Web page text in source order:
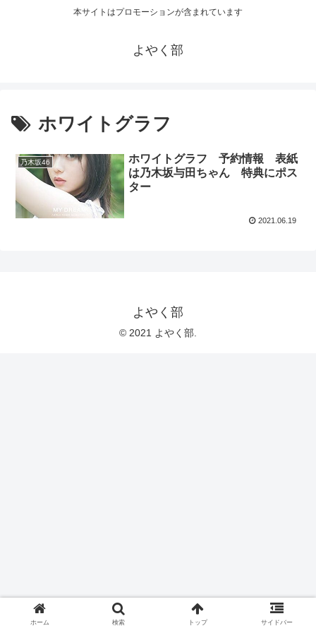
本サイトはプロモーションが含まれています
よやく部
ホワイトグラフ
乃木坂46
ホワイトグラフ 予約情報 表紙
は乃木坂与田ちゃん 特典にポス
ター
2021.06.19
よやく部
© 2021 よやく部.
ホーム 検索 トップ サイドバー